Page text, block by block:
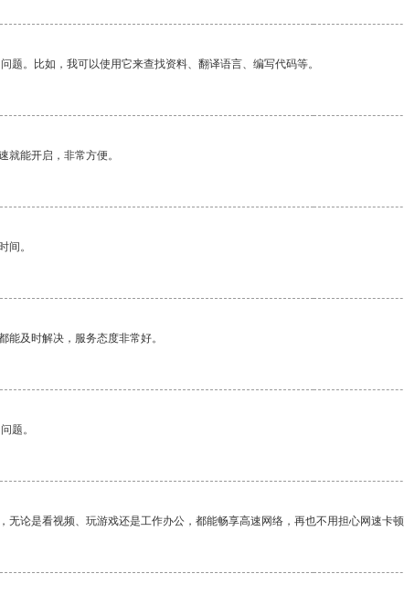
题。比如，我可以使用它来查找资料、翻译语言、编写代码等。
就能开启，非常方便。
间。
及时解决，服务态度非常好。
题。
无论是看视频、玩游戏还是工作办公，都能畅享高速网络，再也不用担心网速